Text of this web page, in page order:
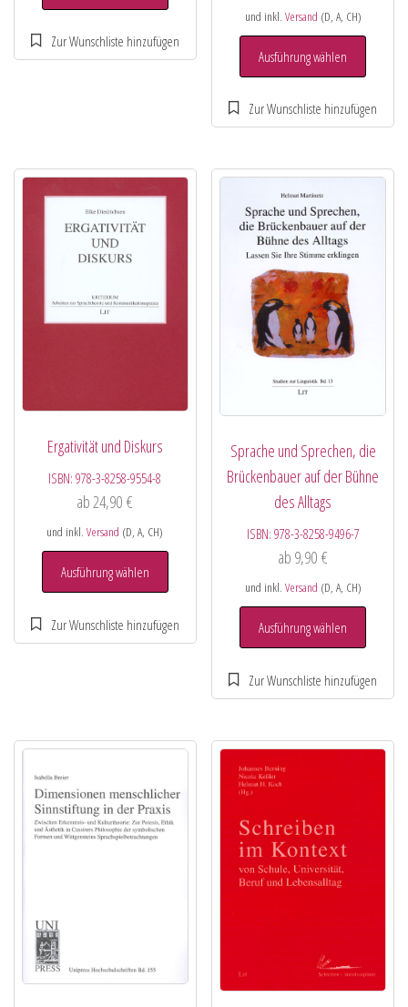
und inkl. Versand (D, A, CH)
Ausführung wählen
Ergativität und Diskurs
ISBN:978-3-8258-9554-8
ab24,90€
und inkl.Versand (D, A, CH)
Ausführung wählen
Sprache und Sprechen, die
Brückenbauer auf der Bühne
des Alltags
ISBN: 978-3-8258-9496-7
ab 9,90€
und inkl. Versand (D, A, CH)
Ausführung wählen